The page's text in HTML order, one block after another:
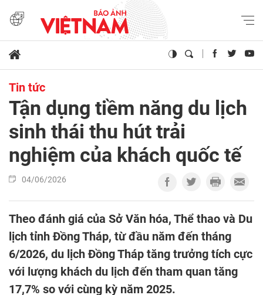
Tin tức
Tận dụng tiềm năng du lịch
sinh thái thu hút trải
nghiệm của khách quốc tế
04/06/2026
Theo đánh giá của Sở Văn hóa, Thể thao và Du
lịch tỉnh Đồng Tháp, từ đầu năm đến tháng
6/2026, du lịch Đồng Tháp tăng trưởng tích cực
với lượng khách du lịch đến tham quan tăng
17,7% so với cùng kỳ năm 2025.